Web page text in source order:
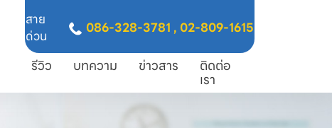
สาย
ด่วน
086-328-3781 ,02-809-1615
รีวิว บทความ ข่าวสาร ติดต่อ
เรา